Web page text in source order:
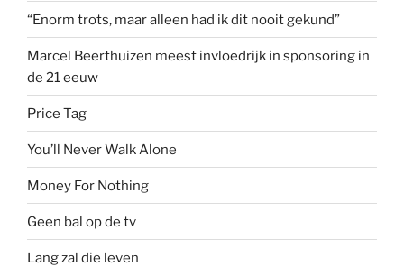
“Enorm trots, maar alleen had ik dit nooit gekund”
Marcel Beerthuizen meest invloedrijk in sponsoring in
de 21 eeuw
Price Tag
You’ll Never Walk Alone
Money For Nothing
Geen bal op de tv
Lang zal die leven